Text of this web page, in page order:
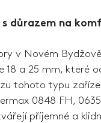
s důrazem na
v Novém
18 a 25 mm, které
tohoto typu
0848 FH,
příjemné a